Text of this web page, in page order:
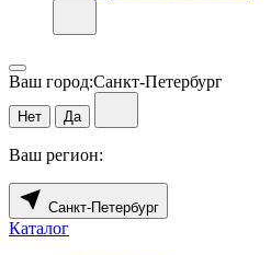
Ваш город:Санкт-Петербург
Нет Да
Ваш регион:
Санкт-Петербург
Каталог